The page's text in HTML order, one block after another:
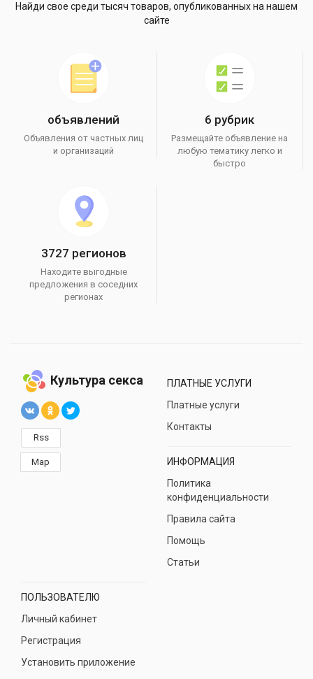
Найди свое среди тысяч товаров, опубликованных на нашем
сайте
объявлений
Объявления от частных лиц
и организаций
6 рубрик
Размещайте объявление на
любую тематику легко и
быстро
3727 регионов
Находите выгодные
предложения в соседних
регионах
Культура секса
Rss
Map
ПЛАТНЫЕ УСЛУГИ
Платные услуги
Контакты
ИНФОРМАЦИЯ
Политика
конфиденциальности
Правила сайта
Помощь
Статьи
ПОЛЬЗОВАТЕЛЮ
Личный кабинет
Регистрация
Установить приложение